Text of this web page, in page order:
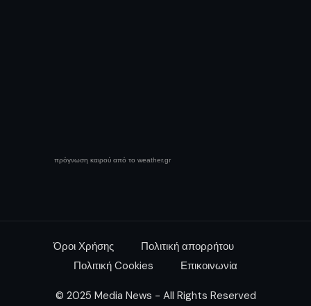
πρόγνωση καιρού από το weather.gr
Όροι Χρήσης
Πολιτική απορρήτου
Πολιτική Cookies
Επικοινωνία
© 2025 Media News - All Rights Reserved